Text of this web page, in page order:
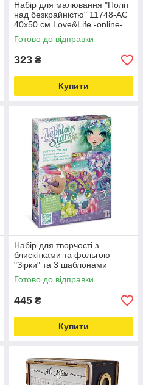
Набір для малювання "Політ
над безкрайністю" 11748-AC
40х50 см Love&Life -online-
multimarket-
Готово до відправки
323 ₴
Купити
Набір для творчості з
блискітками та фольгою
"Зірки" та 3 шаблонами
Nebulous Stars 11011
Love&Life -online-multimarket-
Готово до відправки
445 ₴
Купити